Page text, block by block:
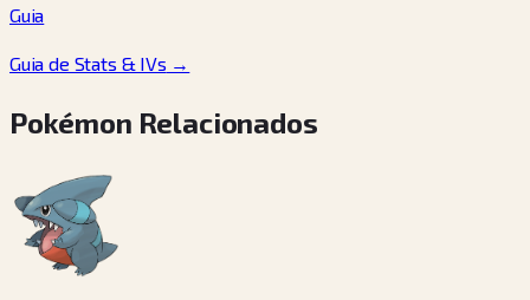
Guia
Guia de Stats & IVs →
Pokémon Relacionados